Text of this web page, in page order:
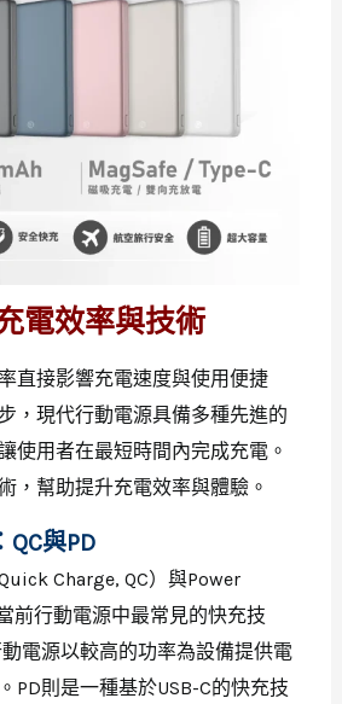
電效率與技術
直接影響充電速度與使用便捷
，現代行動電源具備多種先進的
使用者在最短時間內完成充電。
，幫助提升充電效率與體驗。
與PD
Charge, QC）與Power
前行動電源中最常見的快充技
電源以較高的功率為設備提供電
PD則是一種基於USB-C的快充技